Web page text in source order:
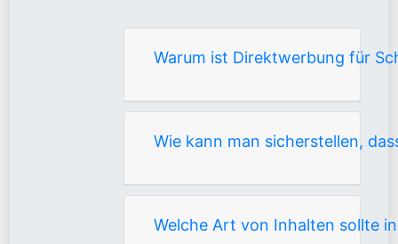
Warum ist Direktwerbung für
Wie kann man sicherstellen,
Welche Art von Inhalten sollte